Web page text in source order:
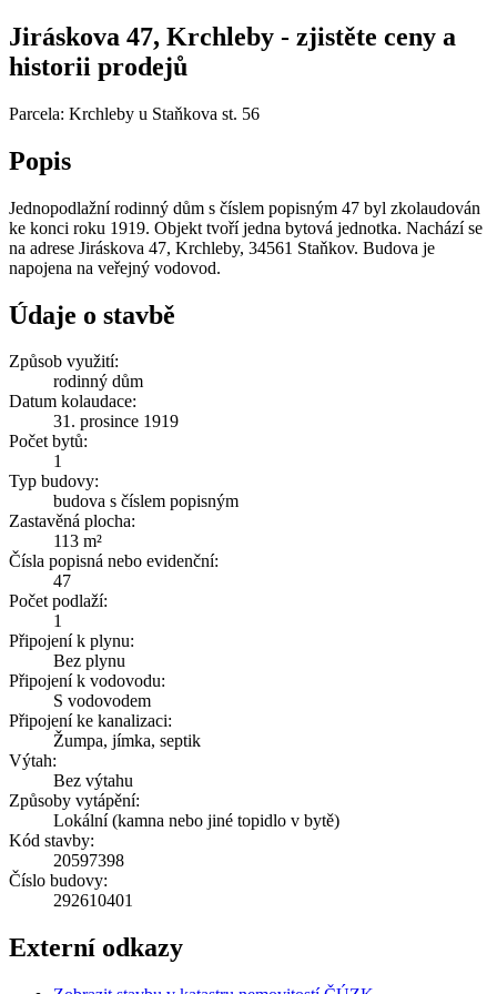
Jiráskova 47, Krchleby - zjistěte ceny a
historii prodejů
Parcela: Krchleby u Staňkova st. 56
Popis
Jednopodlažní rodinný dům s číslem popisným 47 byl zkolaudován
ke konci roku 1919. Objekt tvoří jedna bytová jednotka. Nachází se
na adrese Jiráskova 47, Krchleby, 34561 Staňkov. Budova je
napojena na veřejný vodovod.
Údaje o stavbě
Způsob využití:
rodinný dům
Datum kolaudace:
31. prosince 1919
Počet bytů:
1
Typ budovy:
budova s číslem popisným
Zastavěná plocha:
113 m²
Čísla popisná nebo evidenční:
47
Počet podlaží:
1
Připojení k plynu:
Bez plynu
Připojení k vodovodu:
S vodovodem
Připojení ke kanalizaci:
Žumpa, jímka, septik
Výtah:
Bez výtahu
Způsoby vytápění:
Lokální (kamna nebo jiné topidlo v bytě)
Kód stavby:
20597398
Číslo budovy:
292610401
Externí odkazy